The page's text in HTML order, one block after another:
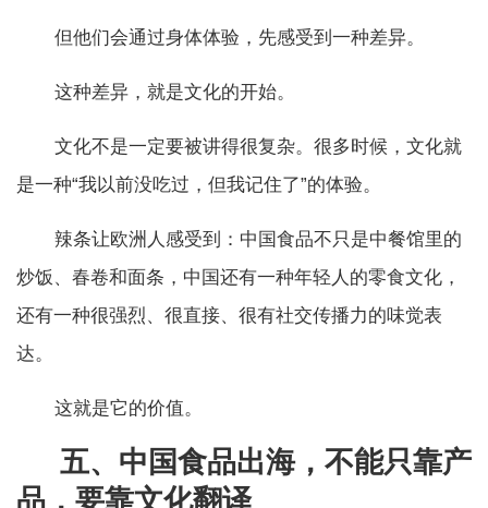
但他们会通过身体体验，先感受到一种差异。
这种差异，就是文化的开始。
文化不是一定要被讲得很复杂。很多时候，文化就
是一种“我以前没吃过，但我记住了”的体验。
辣条让欧洲人感受到：中国食品不只是中餐馆里的
炒饭、春卷和面条，中国还有一种年轻人的零食文化，
还有一种很强烈、很直接、很有社交传播力的味觉表
达。
这就是它的价值。
五、中国食品出海，不能只靠产
品，要靠文化翻译